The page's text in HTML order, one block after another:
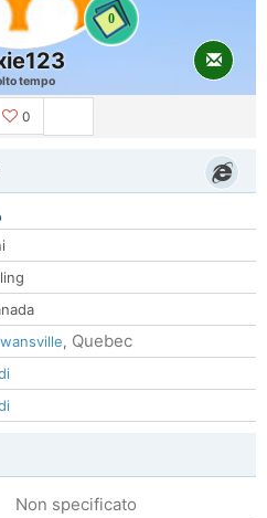
0
tempo
0
, Quebec
Non specificato